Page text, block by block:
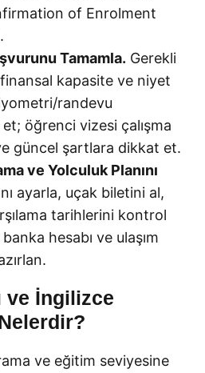
of Enrolment
Tamamla. Gerekli
kapasite ve niyet
randevu
öğrenci vizesi çalışma
güncel şartlara dikkat et.
ve Yolculuk Planını
ayarla, uçak biletini al,
tarihlerini kontrol
hesabı ve ulaşım
ve İngilizce
ve eğitim seviyesine